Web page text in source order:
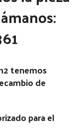
[VP]MAN F 2000 403
Pieza:
tenemos
de
para el